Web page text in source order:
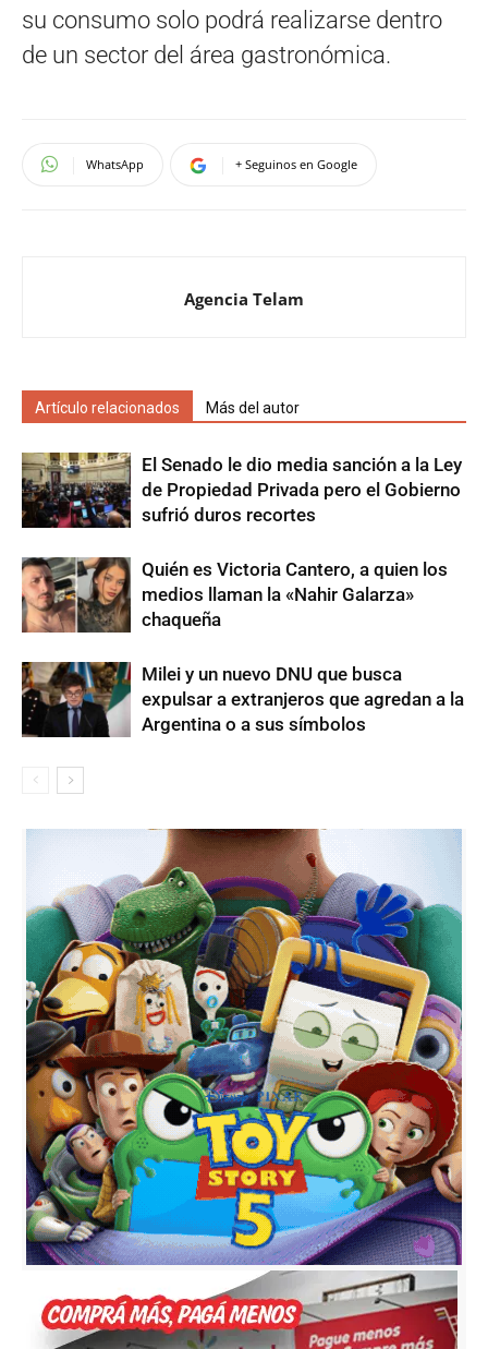
su consumo solo podrá realizarse dentro
de un sector del área gastronómica.
WhatsApp + Seguinos en Google
Agencia Telam
Artículo relacionados Más del autor
El Senado le dio media sanción a la Ley
de Propiedad Privada pero el Gobierno
sufrió duros recortes
Quién es Victoria Cantero, a quien los
medios llaman la «Nahir Galarza»
chaqueña
Milei y un nuevo DNU que busca
expulsar a extranjeros que agredan a la
Argentina o a sus símbolos